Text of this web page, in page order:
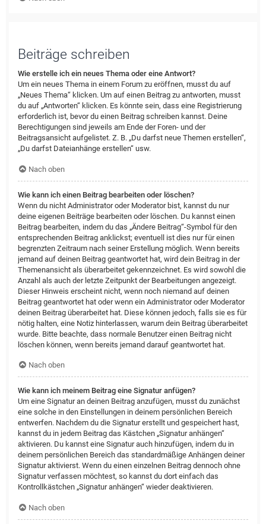
Beiträge schreiben
Wie erstelle ich ein neues Thema oder eine Antwort?
Um ein neues Thema in einem Forum zu eröffnen, musst du auf
„Neues Thema“ klicken. Um auf einen Beitrag zu antworten, musst
du auf „Antworten“ klicken. Es könnte sein, dass eine Registrierung
erforderlich ist, bevor du einen Beitrag schreiben kannst. Deine
Berechtigungen sind jeweils am Ende der Foren- und der
Beitragsansicht aufgelistet. Z. B. „Du darfst neue Themen erstellen“,
„Du darfst Dateianhänge erstellen“ usw.
Nach oben
Wie kann ich einen Beitrag bearbeiten oder löschen?
Wenn du nicht Administrator oder Moderator bist, kannst du nur
deine eigenen Beiträge bearbeiten oder löschen. Du kannst einen
Beitrag bearbeiten, indem du das „Ändere Beitrag“-Symbol für den
entsprechenden Beitrag anklickst; eventuell ist dies nur für einen
begrenzten Zeitraum nach seiner Erstellung möglich. Wenn bereits
jemand auf deinen Beitrag geantwortet hat, wird dein Beitrag in der
Themenansicht als überarbeitet gekennzeichnet. Es wird sowohl die
Anzahl als auch der letzte Zeitpunkt der Bearbeitungen angezeigt.
Dieser Hinweis erscheint nicht, wenn noch niemand auf deinen
Beitrag geantwortet hat oder wenn ein Administrator oder Moderator
deinen Beitrag überarbeitet hat. Diese können jedoch, falls sie es für
nötig halten, eine Notiz hinterlassen, warum dein Beitrag überarbeitet
wurde. Bitte beachte, dass normale Benutzer einen Beitrag nicht
löschen können, wenn bereits jemand darauf geantwortet hat.
Nach oben
Wie kann ich meinem Beitrag eine Signatur anfügen?
Um eine Signatur an deinen Beitrag anzufügen, musst du zunächst
eine solche in den Einstellungen in deinem persönlichen Bereich
entwerfen. Nachdem du die Signatur erstellt und gespeichert hast,
kannst du in jedem Beitrag das Kästchen „Signatur anhängen“
aktivieren. Du kannst eine Signatur auch hinzufügen, indem du in
deinem persönlichen Bereich das standardmäßige Anhängen deiner
Signatur aktivierst. Wenn du einen einzelnen Beitrag dennoch ohne
Signatur verfassen möchtest, so kannst du dort einfach das
Kontrollkästchen „Signatur anhängen“ wieder deaktivieren.
Nach oben